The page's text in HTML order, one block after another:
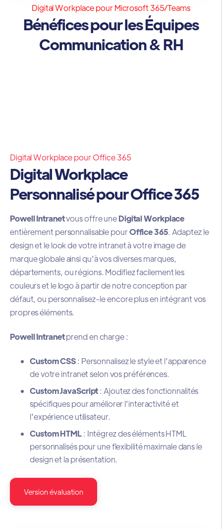
Digital Workplace pour Microsoft 365/Teams
Bénéfices pour les Équipes
Communication & RH
Digital Workplace pour Office 365
Digital Workplace
Personnalisé pour Office 365
Powell Intranetvous offre uneDigital Workplace
entièrement personnalisable pourOffice 365. Adaptez le
design et le look de votre intranet à votre image de
marque globale ainsi qu'à vos diverses marques,
départements, ou régions. Modifiez facilement les
couleurs et le logo à partir de notre conception par
défaut, ou personnalisez-le encore plus en intégrant vos
propres éléments.
Powell Intranetprend en charge :
Custom CSS: Personnalisez le style et l’apparence
de votre intranet selon vos préférences.
Custom JavaScript: Ajoutez des fonctionnalités
spécifiques pour améliorer l'interactivité et
l'expérience utilisateur.
Custom HTML: Intégrez des éléments HTML
personnalisés pour une flexibilité maximale dans le
design et la présentation.
Version évaluation